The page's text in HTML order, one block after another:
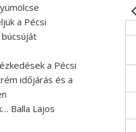
a Pécsi
a Pécsi
időjárás és a
Balla Lajos